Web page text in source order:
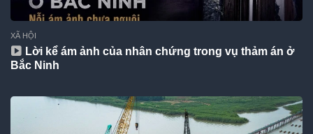
XÃ HỘI
Lời kể ám ảnh của nhân chứng trong vụ thảm án ở
Bắc Ninh